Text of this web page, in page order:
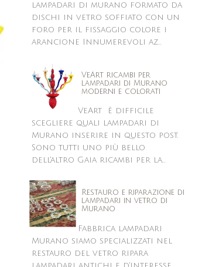
lampadari di murano formato da
dischi in vetro soffiato con un
foro per il fissaggio colore i
arancione Innumerevoli az...
VeArt ricambi per
lampadari di Murano
moderni e colorati
VeArt è difficile
scegliere quali lampadari di
Murano inserire in questo post.
Sono tutti uno più bello
dell'altro Gaia ricambi per la...
Restauro e riparazione di
lampadari in vetro di
Murano
Fabbrica lampadari
Murano siamo specializzati nel
restauro del vetro ripara